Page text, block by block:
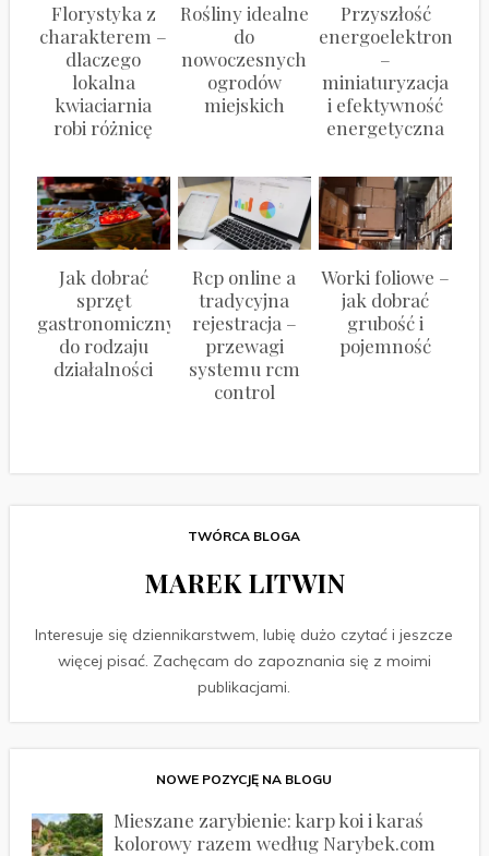
Florystyka z
charakterem –
dlaczego
lokalna
kwiaciarnia
robi różnicę
Rośliny idealne
do
nowoczesnych
ogrodów
miejskich
Przyszłość
energoelektroniki
–
miniaturyzacja
i efektywność
energetyczna
Jak dobrać
sprzęt
gastronomiczny
do rodzaju
działalności
Rcp online a
tradycyjna
rejestracja –
przewagi
systemu rcm
control
Worki foliowe –
jak dobrać
grubość i
pojemność
TWÓRCA BLOGA
MAREK LITWIN
Interesuje się dziennikarstwem, lubię dużo czytać i jeszcze
więcej pisać. Zachęcam do zapoznania się z moimi
publikacjami.
NOWE POZYCJĘ NA BLOGU
Mieszane zarybienie: karp koi i karaś
kolorowy razem według Narybek.com